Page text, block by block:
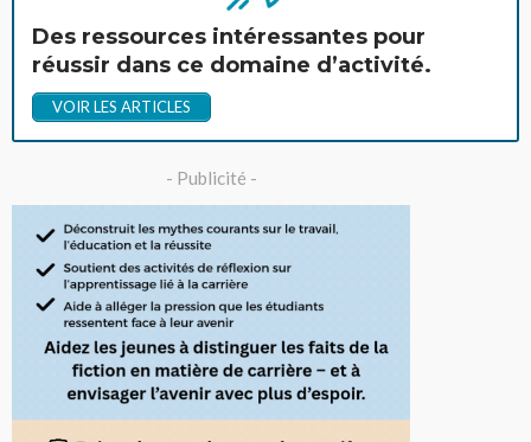
Des ressources intéressantes pour
réussir dans ce domaine d’activité.
VOIR LES ARTICLES
- Publicité -